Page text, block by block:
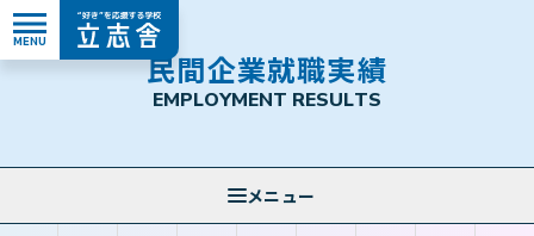
MENU
”好き”を応援する学校 立志舎
民間企業就職実績
EMPLOYMENT RESULTS